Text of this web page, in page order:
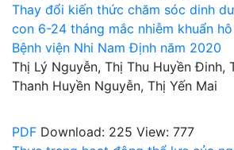
Thay đổi kiến thức chăm sóc dinh
con 6-24 tháng mắc nhiễm khuẩn
Bệnh viện Nhi Nam Định năm 2020
Thị Lý Nguyễn, Thị Thu Huyền Đinh,
Thanh Huyền Nguyễn, Thị Yến Mai
PDF Download: 225 View: 777